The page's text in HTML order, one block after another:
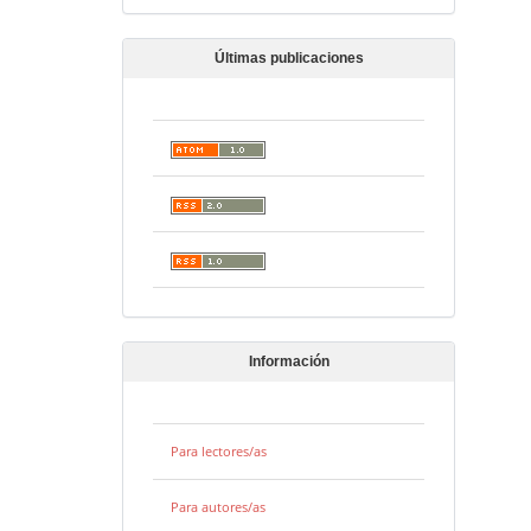
Últimas publicaciones
Información
Para lectores/as
Para autores/as